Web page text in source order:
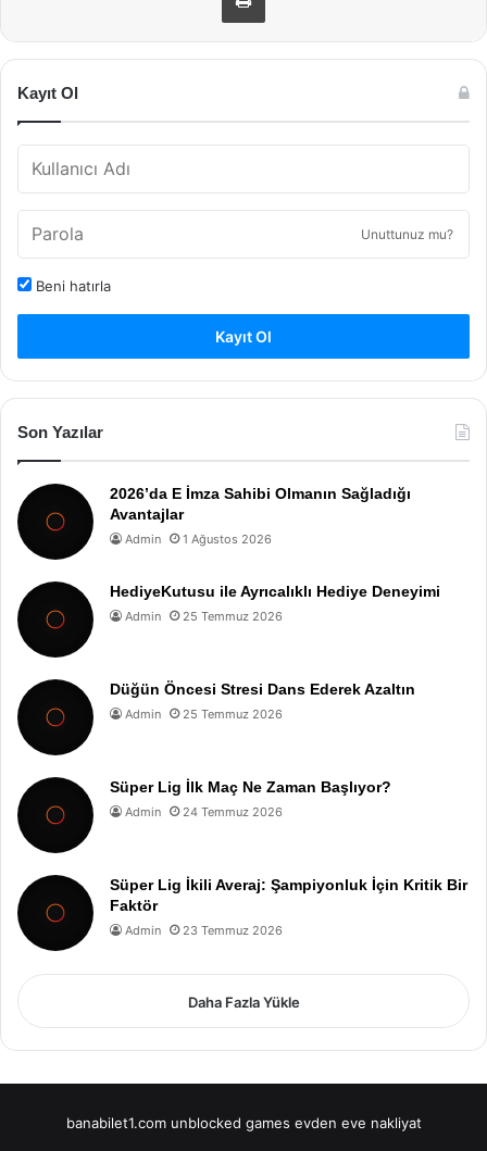
Kayıt Ol
Unuttunuz mu?
Beni hatırla
Kayıt Ol
Son Yazılar
2026’da E İmza Sahibi Olmanın Sağladığı
Avantajlar
Admin 1 Ağustos 2026
HediyeKutusu ile Ayrıcalıklı Hediye Deneyimi
Admin 25 Temmuz 2026
Düğün Öncesi Stresi Dans Ederek Azaltın
Admin 25 Temmuz 2026
Süper Lig İlk Maç Ne Zaman Başlıyor?
Admin 24 Temmuz 2026
Süper Lig İkili Averaj: Şampiyonluk İçin Kritik Bir
Faktör
Admin 23 Temmuz 2026
Daha Fazla Yükle
banabilet1.com unblocked games evden eve nakliyat